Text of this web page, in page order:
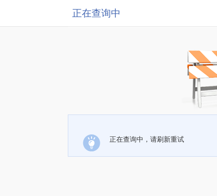
正在查询中
正在查询中，请刷新重试